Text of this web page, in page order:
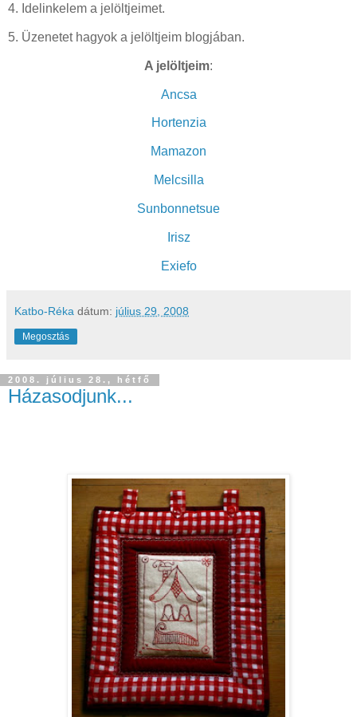
4. Idelinkelem a jelöltjeimet.
5. Üzenetet hagyok a jelöltjeim blogjában.
A jelöltjeim:
Ancsa
Hortenzia
Mamazon
Melcsilla
Sunbonnetsue
Irisz
Exiefo
Katbo-Réka dátum: július 29, 2008
Megosztás
2008. július 28., hétfő
Házasodjunk...